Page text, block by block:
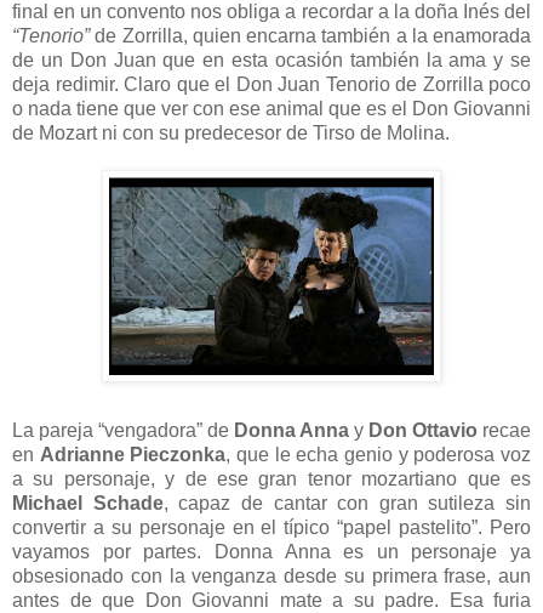
final en un convento nos obliga a recordar a la doña Inés del
“Tenorio”de Zorrilla, quien encarna también a la enamorada
de un Don Juan que en esta ocasión también la ama y se
deja redimir. Claro que el Don Juan Tenorio de Zorrilla poco
o nada tiene que ver con ese animal que es el Don Giovanni
de Mozart ni con su predecesor de Tirso de Molina.
La pareja “vengadora” de Donna Anna y Don Ottavio recae
en Adrianne Pieczonka, que le echa genio y poderosa voz
a su personaje, y de ese gran tenor mozartiano que es
Michael Schade, capaz de cantar con gran sutileza sin
convertir a su personaje en el típico “papel pastelito”. Pero
vayamos por partes. Donna Anna es un personaje ya
obsesionado con la venganza desde su primera frase, aun
antes de que Don Giovanni mate a su padre. Esa furia